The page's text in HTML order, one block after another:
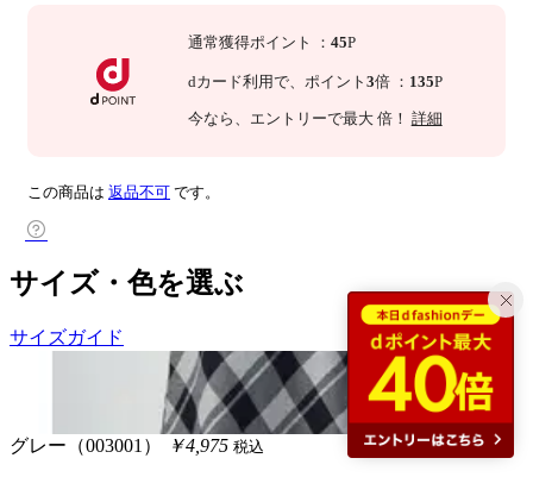
通常獲得ポイント ： 45P
dカード利用で、 ポイント 3倍 ： 135P
今なら 、エントリーで最大 倍！ 詳細
この商品は 返品不可 です。
サイズ・色を選ぶ
サイズガイド
グレー（003001） ￥4,975 税込